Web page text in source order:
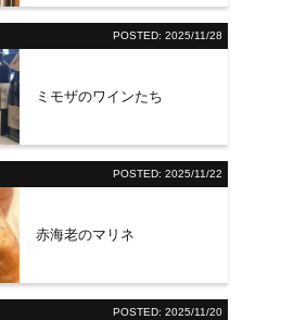
POSTED: 2025/11/28
ミモザのワインたち
POSTED: 2025/11/22
赤海老のマリネ
POSTED: 2025/11/20